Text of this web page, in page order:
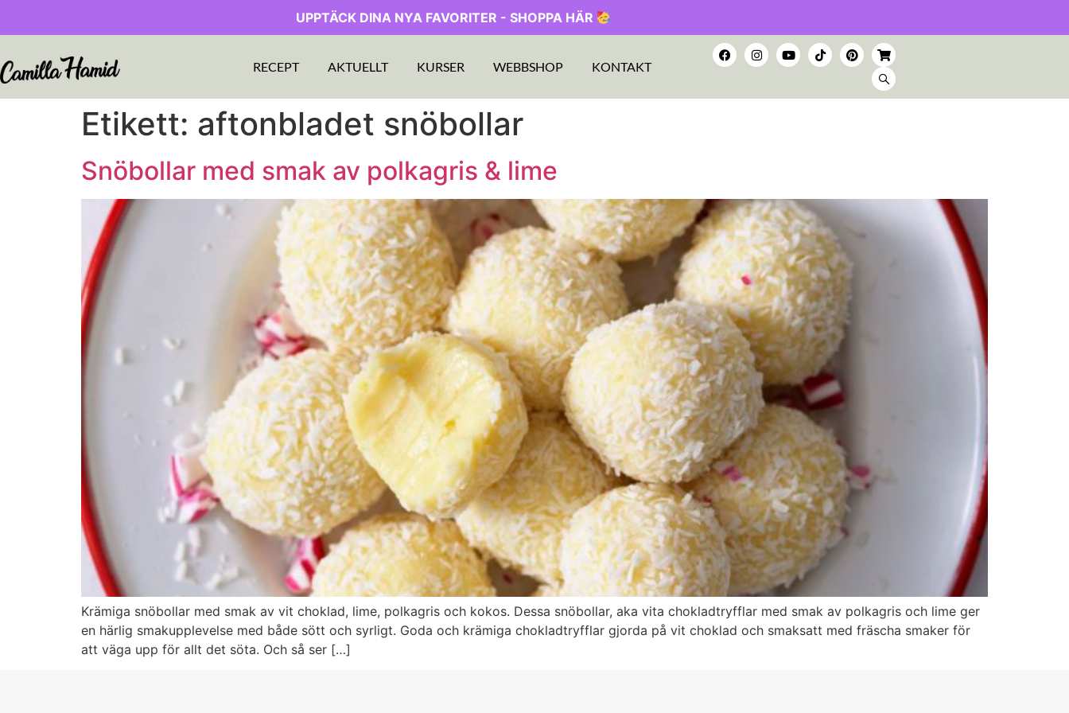
UPPTÄCK DINA NYA FAVORITER - SHOPPA HÄR
RECEPT AKTUELLT KURSER WEBBSHOP KONTAKT
Etikett: aftonbladet snöbollar
Snöbollar med smak av polkagris & lime
Krämiga snöbollar med smak av vit choklad, lime, polkagris och kokos. Dessa snöbollar, aka vita chokladtryfflar med smak av polkagris och lime ger
en härlig smakupplevelse med både sött och syrligt. Goda och krämiga chokladtryfflar gjorda på vit choklad och smaksatt med fräscha smaker för
att väga upp för allt det söta. Och så ser […]